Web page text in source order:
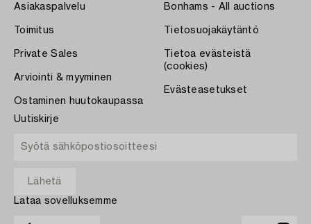
Asiakaspalvelu
Toimitus
Private Sales
Arviointi & myyminen
Ostaminen huutokaupassa
Bonhams - All auctions
Tietosuojakäytäntö
Tietoa evästeistä
(cookies)
Evästeasetukset
Uutiskirje
Lataa sovelluksemme